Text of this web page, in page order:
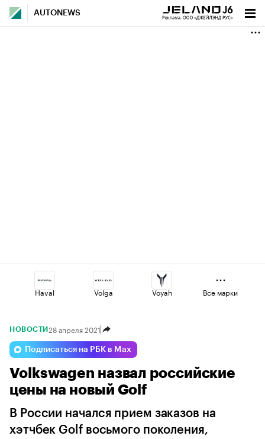
AUTONEWS
Haval Volga Voyah
Esteo Jaecoo
Omoda Changan Geely
Все марки
НОВОСТИ 28 апреля 2021
Подписаться на РБК в Max
Volkswagen назвал российские
цены на новый Golf
В России начался прием заказов на
хэтчбек Golf восьмого поколения,